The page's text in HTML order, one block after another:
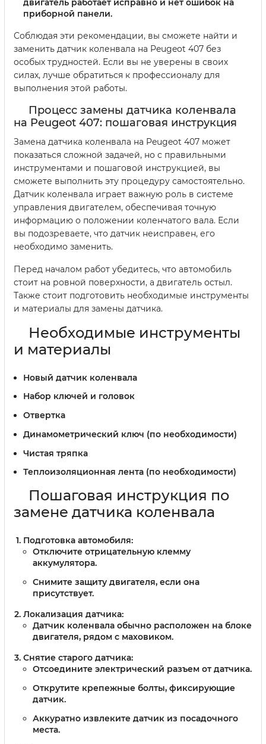
приборной панели.
Соблюдая эти рекомендации, вы сможете найти и
заменить датчик коленвала на Peugeot 407 без
особых трудностей. Если вы не уверены в своих
силах, лучше обратиться к профессионалу для
выполнения этой работы.
Процесс замены датчика коленвала
на Peugeot 407: пошаговая инструкция
Замена датчика коленвала на Peugeot 407 может
показаться сложной задачей, но с правильными
инструментами и пошаговой инструкцией, вы
сможете выполнить эту процедуру самостоятельно.
Датчик коленвала играет важную роль в системе
управления двигателем, обеспечивая точную
информацию о положении коленчатого вала. Если
вы подозреваете, что датчик неисправен, его
необходимо заменить.
Перед началом работ убедитесь, что автомобиль
стоит на ровной поверхности, а двигатель остыл.
Также стоит подготовить необходимые инструменты
и материалы для замены датчика.
Необходимые инструменты
и материалы
Новый датчик коленвала
Набор ключей и головок
Отвертка
Динамометрический ключ (по необходимости)
Чистая тряпка
Теплоизоляционная лента (по необходимости)
Пошаговая инструкция по
замене датчика коленвала
Подготовка автомобиля:
Отключите отрицательную клемму
аккумулятора.
Снимите защиту двигателя, если она
присутствует.
Локализация датчика:
Датчик коленвала обычно расположен на блоке
двигателя, рядом с маховиком.
Снятие старого датчика:
Отсоедините электрический разъем от датчика.
Открутите крепежные болты, фиксирующие
датчик.
Аккуратно извлеките датчик из посадочного
места.